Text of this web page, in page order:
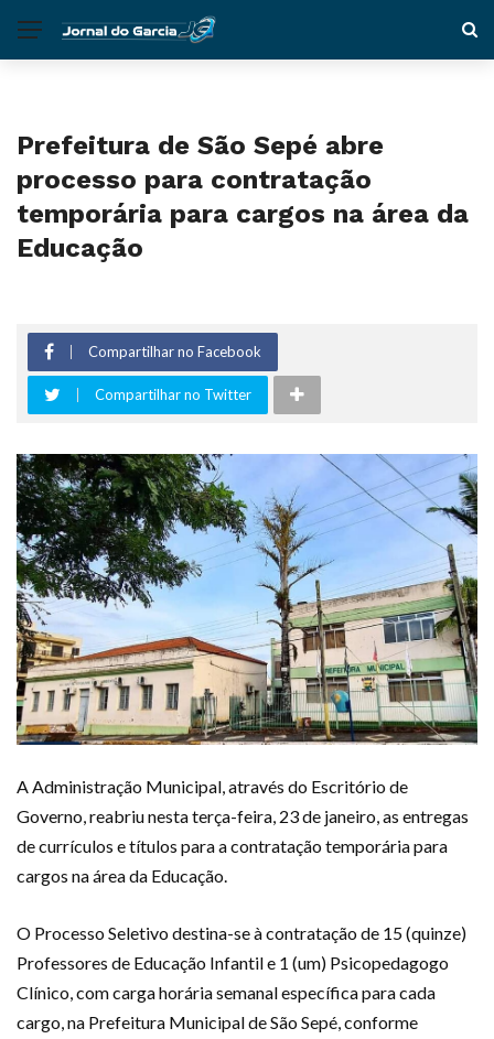
Prefeitura de São Sepé abre
processo para contratação
temporária para cargos na área da
Educação
Compartilhar no Facebook
Compartilhar no Twitter
A Administração Municipal, através do Escritório de
Governo, reabriu nesta terça-feira, 23 de janeiro, as entregas
de currículos e títulos para a contratação temporária para
cargos na área da Educação.
O Processo Seletivo destina-se à contratação de 15 (quinze)
Professores de Educação Infantil e 1 (um) Psicopedagogo
Clínico, com carga horária semanal específica para cada
cargo, na Prefeitura Municipal de São Sepé, conforme